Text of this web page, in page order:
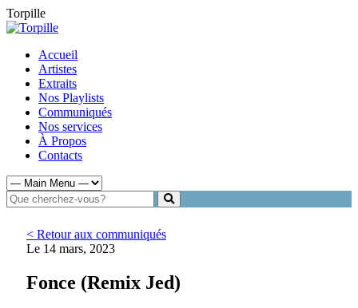
Torpille
Accueil
Artistes
Extraits
Nos Playlists
Communiqués
Nos services
À Propos
Contacts
< Retour aux communiqués
Le 14 mars, 2023
Fonce (Remix Jed)